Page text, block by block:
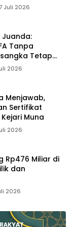
Juli 2026
Juanda:
Tanpa
Tetap
2026
Menjawab,
Sertifikat
Muna
2026
Rp476 Miliar di
dan
2026